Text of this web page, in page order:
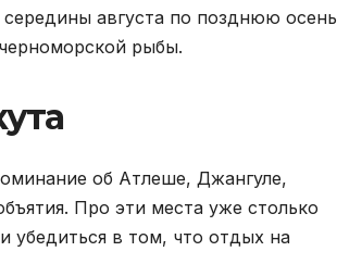
августа по позднюю осень
рыбы.
об Атлеше, Джангуле,
Про эти места уже столько
убедиться в том, что отдых на